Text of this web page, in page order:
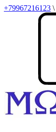
+79967216123 \